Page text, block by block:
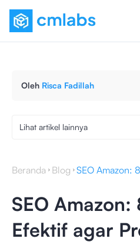
Oleh Risca Fadillah
Lihat artikel lainnya
Beranda Blog
SEO
Efektif agar